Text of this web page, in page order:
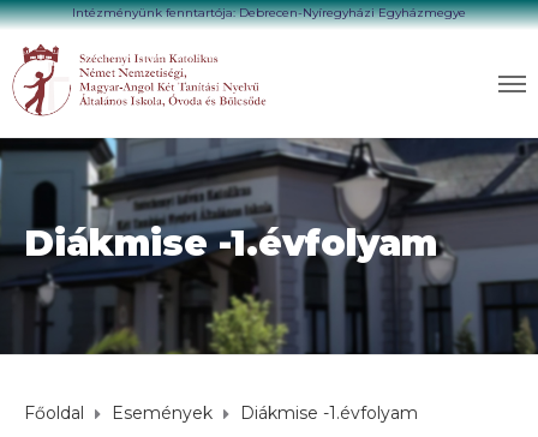
Intézményünk fenntartója: Debrecen-Nyíregyházi Egyházmegye
Diákmise -1.évfolyam
Főoldal Események Diákmise -1.évfolyam